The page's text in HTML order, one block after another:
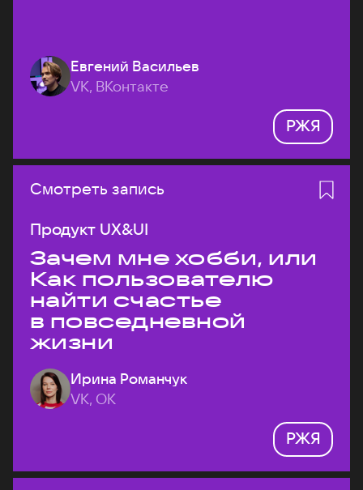
Евгений Васильев
VK, ВКонтакте
РЖЯ
Смотреть запись
Продукт UX&UI
Зачем мне хобби, или
Как пользователю
найти счастье
в повседневной
жизни
Ирина Романчук
VK, ОК
РЖЯ